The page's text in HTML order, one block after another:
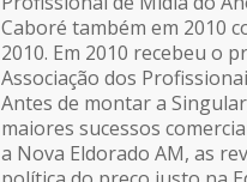
Caboré também em 2010
2010. Em 2010 recebeu o
Associação dos
Antes de montar a
maiores sucessos
a Nova Eldorado AM, as